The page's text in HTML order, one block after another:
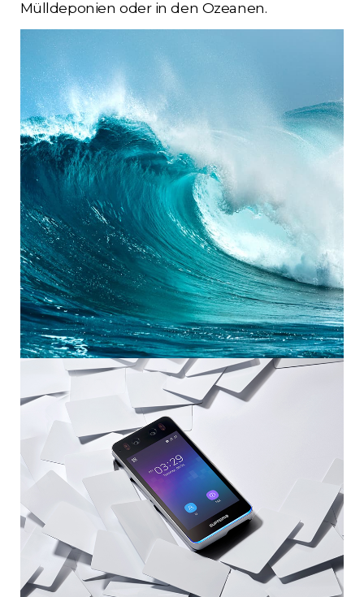
Mülldeponien oder in den Ozeanen.